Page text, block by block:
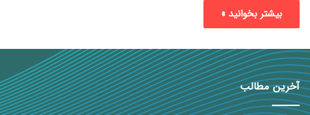
بیشتر بخوانید »
آخرین مطالب